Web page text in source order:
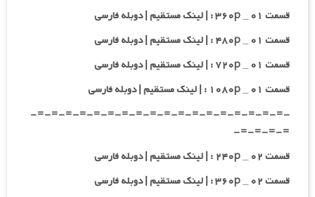
قسمت ۰۱ _ ۳۶۰p : | لینک مستقیم | دوبله فارسی
قسمت ۰۱ _ ۴۸۰p : | لینک مستقیم | دوبله فارسی
قسمت ۰۱ _ ۷۲۰p : | لینک مستقیم | دوبله فارسی
قسمت ۰۱ _ ۱۰۸۰p : | لینک مستقیم | دوبله فارسی
-=-=-=-=-=-=-=-=-=-=-=-=-=-=-=-=-=-=-
=-=-=-=-
قسمت ۰۲ _ ۲۴۰p : | لینک مستقیم | دوبله فارسی
قسمت ۰۲ _ ۳۶۰p : | لینک مستقیم | دوبله فارسی